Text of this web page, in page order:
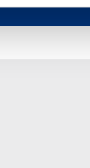
için İnternet